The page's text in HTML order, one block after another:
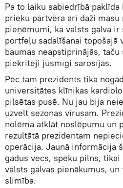
Pa to laiku sabiedrībā
prieku pārtvēra arī daži
pieņēmumi, ka valsts galva
portfeļu sadalīšanai topošajā
baumas neapstiprinājās,
piekritēji jūsmīgi sarosījās.
Pēc tam prezidents tika
universitātes klīnikas
pilsētas pusē. Nu jau bija
uzvelt sezonas vīrusam.
nolēma atklāt noslēpumu un
rezultātā prezidentam
operācija. Jaunā informācija
gadus vecs, spēku pilns,
valsts galvas pienākumus, un
slimība.